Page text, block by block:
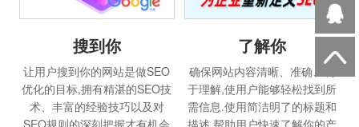
搜到你
让用户搜到你的网站是做SEO
优化的目标,拥有精湛的SEO技
术、丰富的经验技巧以及对
了解你
确保网站内容清晰、准确、易
于理解,使用户能够轻松找到所
需信息.使用简洁明了的标题和